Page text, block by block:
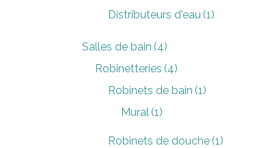
Distributeurs d'eau (1)
Salles de bain (4)
Robinetteries (4)
Robinets de bain (1)
Mural (1)
Robinets de douche (1)